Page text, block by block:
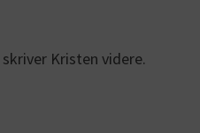
skriver Kristen videre.